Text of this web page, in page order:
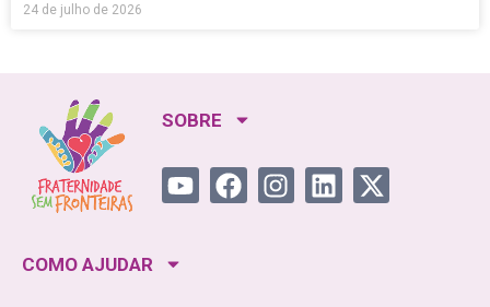
24 de julho de 2026
SOBRE
COMO AJUDAR